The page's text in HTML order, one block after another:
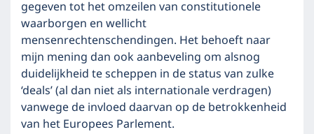
gegeven tot het omzeilen van constitutionele
waarborgen en wellicht
mensenrechtenschendingen. Het behoeft naar
mijn mening dan ook aanbeveling om alsnog
duidelijkheid te scheppen in de status van zulke
‘deals’ (al dan niet als internationale verdragen)
vanwege de invloed daarvan op de betrokkenheid
van het Europees Parlement.